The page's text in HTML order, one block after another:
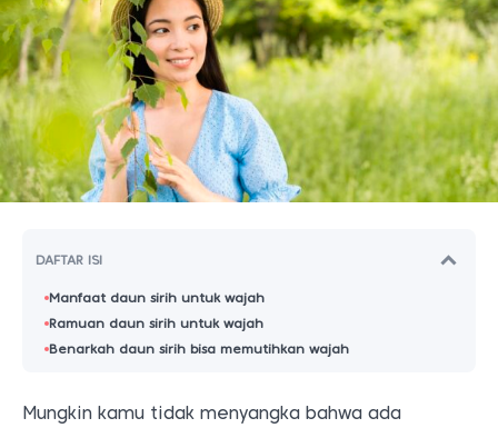
DAFTAR ISI
Manfaat daun sirih untuk wajah
Ramuan daun sirih untuk wajah
Benarkah daun sirih bisa memutihkan wajah
Mungkin kamu tidak menyangka bahwa ada